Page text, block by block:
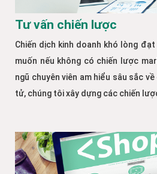
Tư vấn chiến lược
Chiến dịch kinh doanh khó lòng
muốn nếu không có chiến lược
ngũ chuyên viên am hiểu sâu sắc
tử, chúng tôi xây dựng các chiến